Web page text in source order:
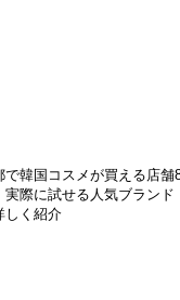
で韓国コスメが買える店舗
実際に試せる人気ブランド
しく紹介